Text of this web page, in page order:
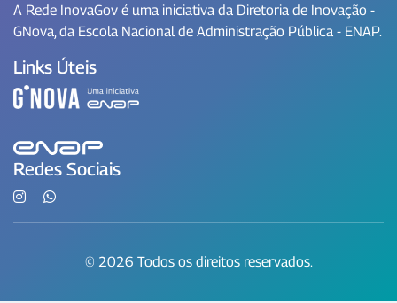
A Rede InovaGov é uma iniciativa da Diretoria de Inovação -
GNova, da Escola Nacional de Administração Pública - ENAP.
Links Úteis
Redes Sociais
© 2026 Todos os direitos reservados.